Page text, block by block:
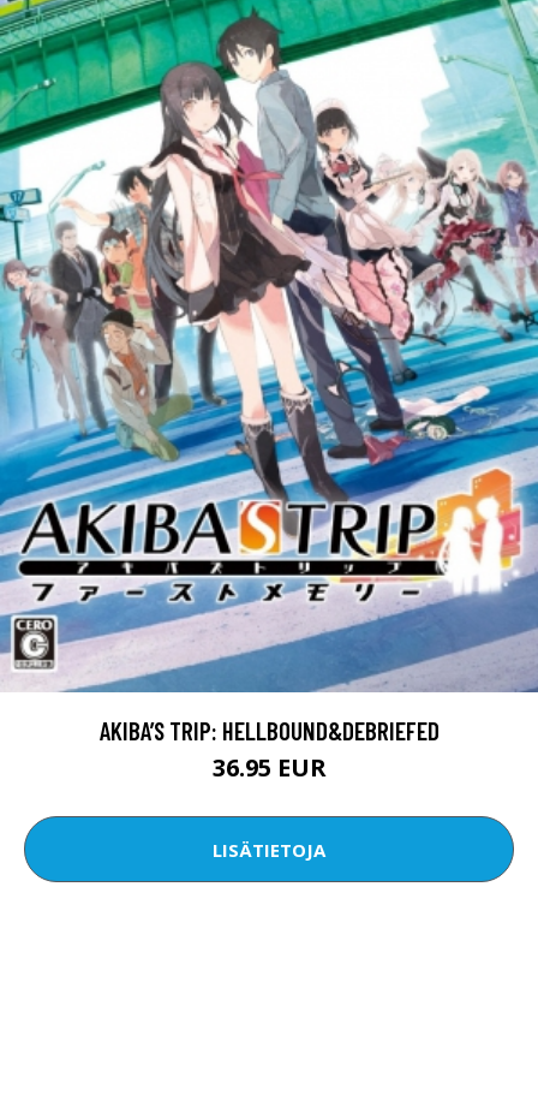
AKIBA’S TRIP: HELLBOUND&DEBRIEFED
36.95 EUR
LISÄTIETOJA